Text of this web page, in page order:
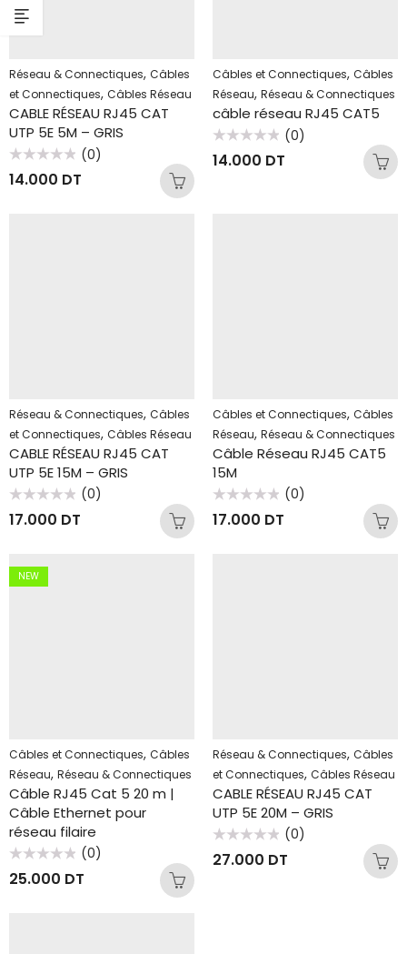
Réseau & Connectiques, Câbles
et Connectiques, Câbles Réseau
CABLE RÉSEAU RJ45 CAT
UTP 5E 5M – GRIS
(0)
14.000 DT
Câbles et Connectiques, Câbles
Réseau, Réseau & Connectiques
câble réseau RJ45 CAT5
(0)
14.000 DT
Réseau & Connectiques, Câbles
et Connectiques, Câbles Réseau
CABLE RÉSEAU RJ45 CAT
UTP 5E 15M – GRIS
(0)
17.000 DT
Câbles et Connectiques, Câbles
Réseau, Réseau & Connectiques
Câble Réseau RJ45 CAT5
15M
(0)
17.000 DT
NEW
Câbles et Connectiques, Câbles
Réseau, Réseau & Connectiques
Câble RJ45 Cat 5 20 m |
Câble Ethernet pour
réseau filaire
0
(0)
25.000 DT
Réseau & Connectiques, Câbles
et Connectiques, Câbles Réseau
CABLE RÉSEAU RJ45 CAT
UTP 5E 20M – GRIS
0
(0)
27.000 DT